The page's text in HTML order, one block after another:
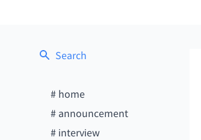
Search
# home
# announcement
# interview